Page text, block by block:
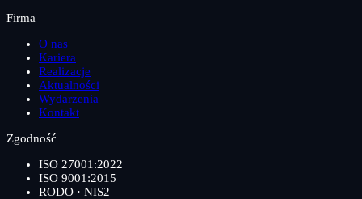
Firma
O nas
Kariera
Realizacje
Aktualności
Wydarzenia
Kontakt
Zgodność
ISO 27001:2022
ISO 9001:2015
RODO · NIS2